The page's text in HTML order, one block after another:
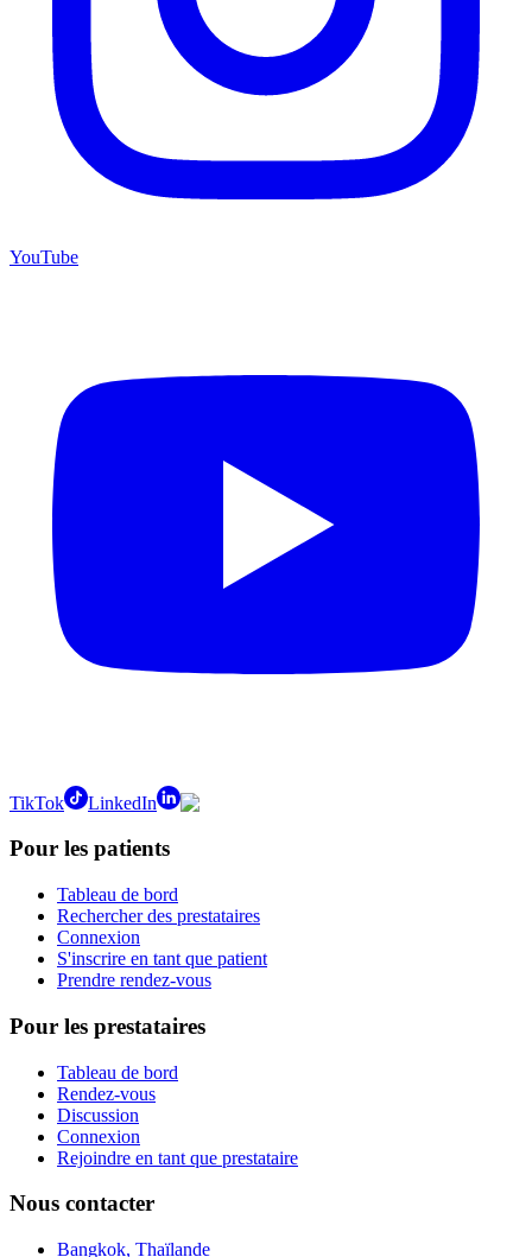
YouTube
TikTok LinkedIn
Pour les patients
Tableau de bord
Rechercher des prestataires
Connexion
S'inscrire en tant que patient
Prendre rendez-vous
Pour les prestataires
Tableau de bord
Rendez-vous
Discussion
Connexion
Rejoindre en tant que prestataire
Nous contacter
Bangkok, Thaïlande